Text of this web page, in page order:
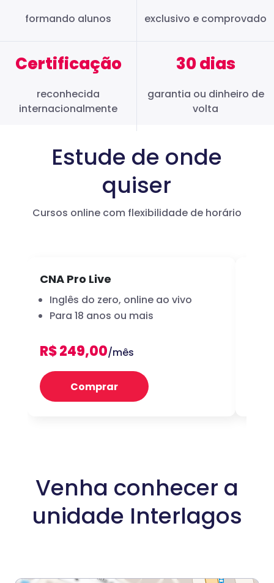
formando alunos exclusivo e comprovado
Certificação
reconhecida
internacionalmente
30 dias
garantia ou dinheiro de
volta
Estude de onde
quiser
Cursos online com flexibilidade de horário
CNA Pro Live
Inglês do zero, online ao vivo
Para 18 anos ou mais
R$ 249,00/mês
Comprar
Venha conhecer a
unidade Interlagos